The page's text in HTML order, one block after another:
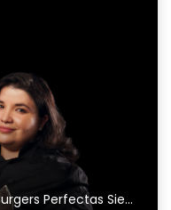
La mejor carne Km 0 - Smash Burgers Perfectas Siempre.